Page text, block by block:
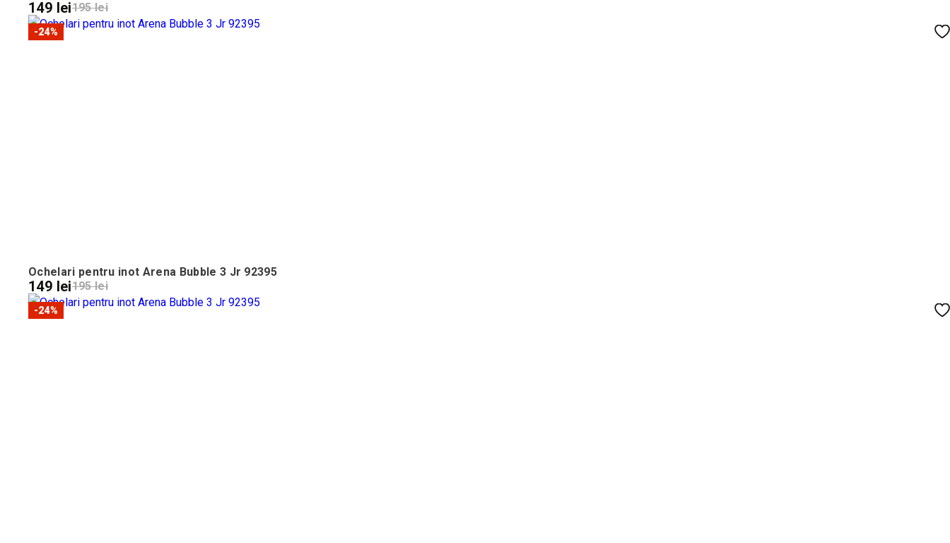
149 lei195 lei
-24%
Ochelari pentru inot Arena Bubble 3 Jr 92395
149 lei195 lei
-24%